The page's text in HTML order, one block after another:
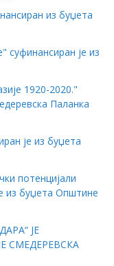
из буџета
суфинансиран је из
1920-2020."
Паланка
је из буџета
потенцијали
из буџета Општине
ЈЕ
СМЕДЕРЕВСКА